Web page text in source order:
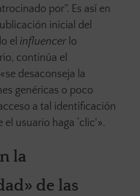
por”. Es así en
inicial del
el influencerlo
continúa el
desaconseja la
genéricas o poco
a tal identificación
usuario haga ‘clic'».
la
de las